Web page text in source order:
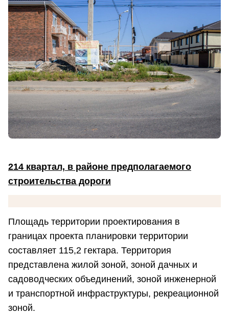
214 квартал, в районе предполагаемого
строительства дороги
Площадь территории проектирования в
границах проекта планировки территории
составляет 115,2 гектара. Территория
представлена жилой зоной, зоной дачных и
садоводческих объединений, зоной инженерной
и транспортной инфраструктуры, рекреационной
зоной.